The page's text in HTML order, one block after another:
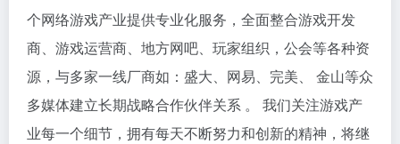
个网络游戏产业提供专业化服务，全面整合游戏开发
商、游戏运营商、地方网吧、玩家组织，公会等各种资
源，与多家一线厂商如：盛大、网易、完美、 金山等众
多媒体建立长期战略合作伙伴关系 。 我们关注游戏产
业每一个细节，拥有每天不断努力和创新的精神，将继